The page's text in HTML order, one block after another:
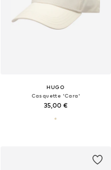
HUGO
Casquette 'Cara'
35,00 €